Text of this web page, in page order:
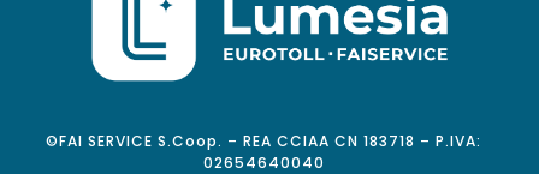
©FAI SERVICE S.Coop. – REA CCIAA CN 183718 – P.IVA:
02654640040